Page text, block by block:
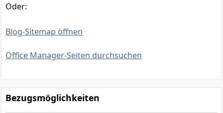
Oder:
Blog-Sitemap öffnen
Office Manager-Seiten durchsuchen
Bezugsmöglichkeiten